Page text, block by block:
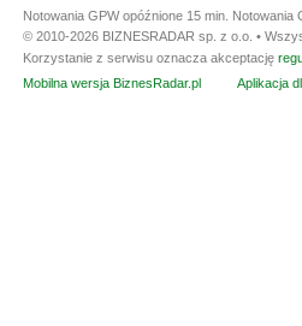
Notowania GPW opóźnione 15 min. Notowania
© 2010-2026 BIZNESRADAR sp. z o.o. •
Korzystanie z serwisu oznacza akceptację
Mobilna wersja BiznesRadar.pl
Aplikacja